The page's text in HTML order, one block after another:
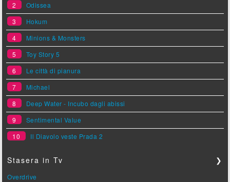
2
Odissea
3
Hokum
4
Minions & Monsters
5
Toy Story 5
6
Le città di pianura
7
Michael
8
Deep Water - Incubo dagli abissi
9
Sentimental Value
10
Il Diavolo veste Prada 2
Stasera in Tv ❯
Overdrive